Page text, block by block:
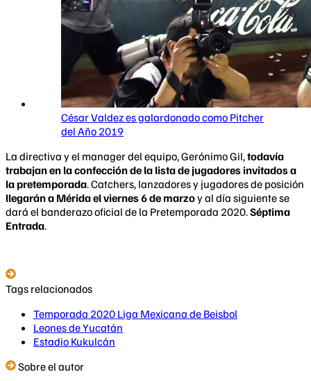
César Valdez es galardonado como Pitcher
del Año 2019
La directiva y el manager del equipo, Gerónimo Gil,todavía
trabajan en la confección de la lista de jugadores invitados a
la pretemporada. Catchers, lanzadores y jugadores de posición
llegarán a Mérida el viernes 6 de marzoy al día siguiente se
dará el banderazo oficial de la Pretemporada 2020.Séptima
Entrada.
Tags relacionados
Temporada 2020 Liga Mexicana de Beisbol
Leones de Yucatán
Estadio Kukulcán
Sobre el autor